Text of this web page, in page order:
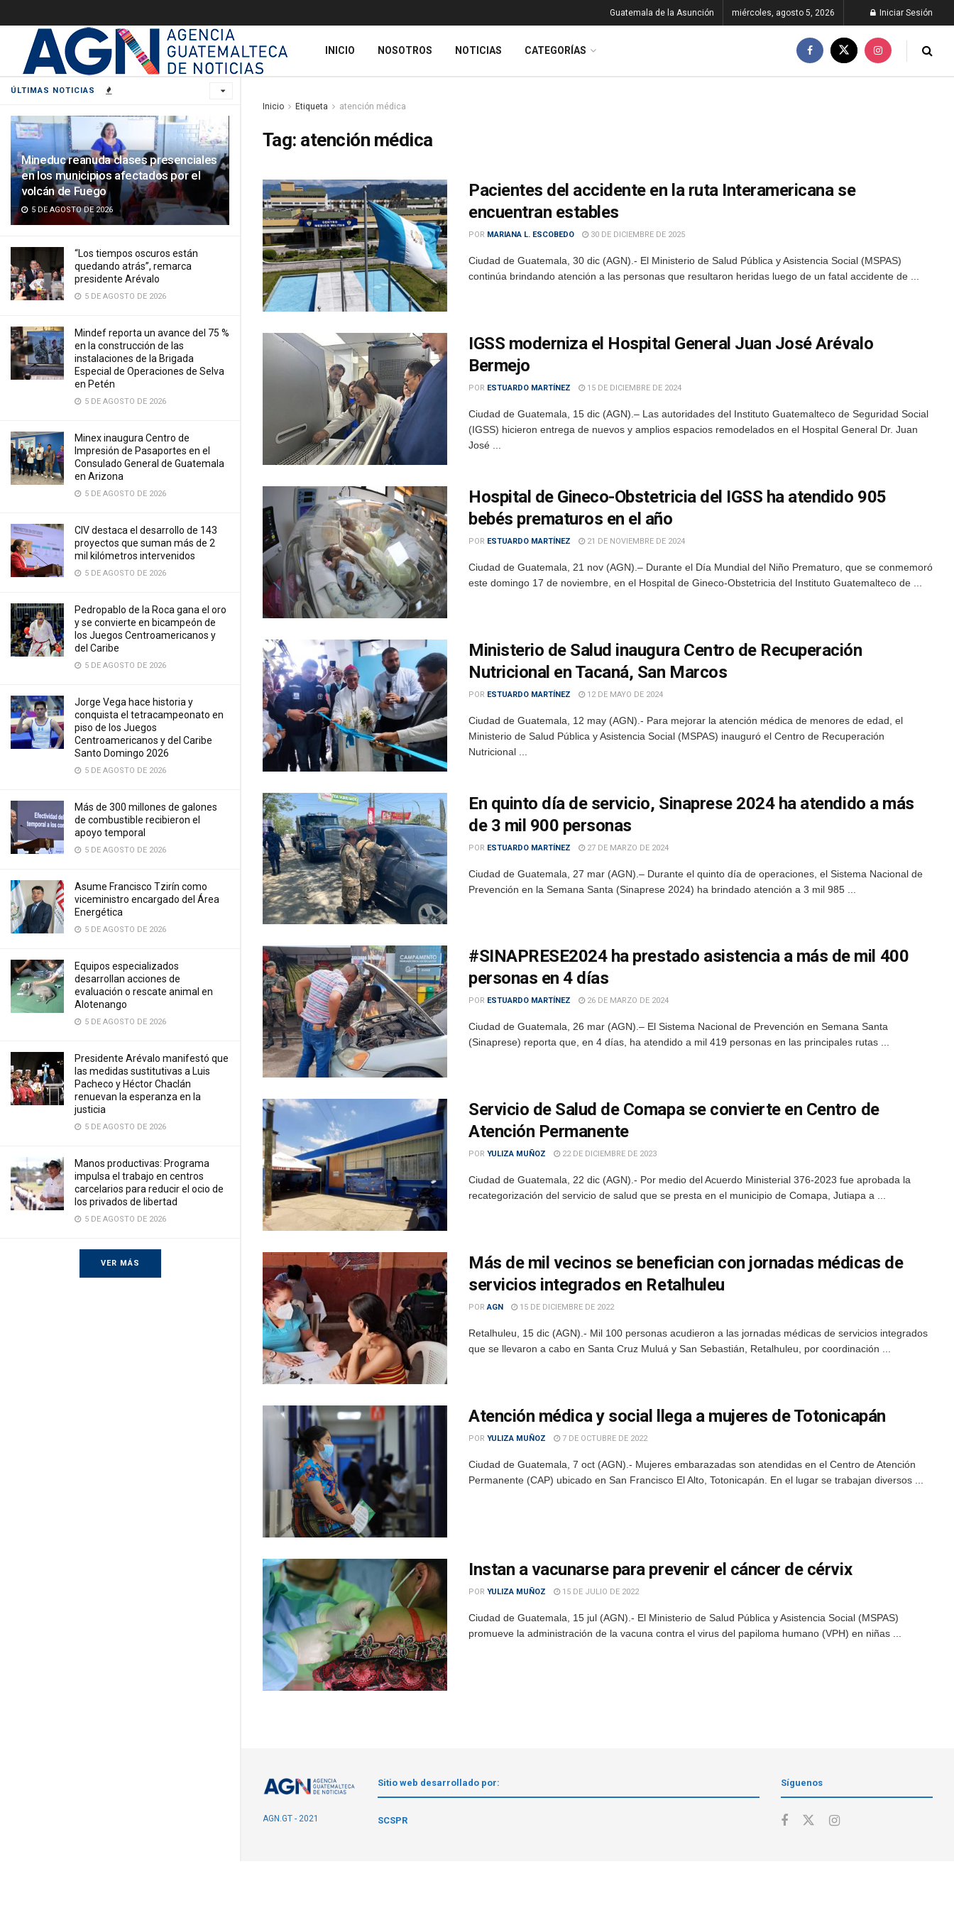
ÚLTIMAS NOTICIAS
Mineduc reanuda clases presenciales
en los municipios afectados por el
volcán de Fuego
5 DE AGOSTO DE 2026
“Los tiempos oscuros están
quedando atrás”, remarca
presidente Arévalo
5 DE AGOSTO DE 2026
Mindef reporta un avance del 75 %
en la construcción de las
instalaciones de la Brigada
Especial de Operaciones de Selva
en Petén
5 DE AGOSTO DE 2026
Minex inaugura Centro de
Impresión de Pasaportes en el
Consulado General de Guatemala
en Arizona
5 DE AGOSTO DE 2026
CIV destaca el desarrollo de 143
proyectos que suman más de 2
mil kilómetros intervenidos
5 DE AGOSTO DE 2026
Pedropablo de la Roca gana el oro
y se convierte en bicampeón de
los Juegos Centroamericanos y
del Caribe
5 DE AGOSTO DE 2026
Jorge Vega hace historia y
conquista el tetracampeonato en
piso de los Juegos
Centroamericanos y del Caribe
Santo Domingo 2026
5 DE AGOSTO DE 2026
Más de 300 millones de galones
de combustible recibieron el
apoyo temporal
5 DE AGOSTO DE 2026
Asume Francisco Tzirín como
viceministro encargado del Área
Energética
5 DE AGOSTO DE 2026
Equipos especializados
desarrollan acciones de
evaluación o rescate animal en
Alotenango
5 DE AGOSTO DE 2026
Presidente Arévalo manifestó que
las medidas sustitutivas a Luis
Pacheco y Héctor Chaclán
renuevan la esperanza en la
justicia
5 DE AGOSTO DE 2026
Manos productivas: Programa
impulsa el trabajo en centros
carcelarios para reducir el ocio de
los privados de libertad
5 DE AGOSTO DE 2026
VER MÁS
Guatemala de la Asunción miércoles, agosto 5, 2026 Iniciar Sesión
INICIO NOSOTROS NOTICIAS CATEGORÍAS
Inicio Etiqueta atención médica
Tag: atención médica
Pacientes del accidente en la ruta Interamericana se
encuentran estables
POR MARIANA L. ESCOBEDO 30 DE DICIEMBRE DE 2025
Ciudad de Guatemala, 30 dic (AGN).- El Ministerio de Salud Pública y Asistencia Social (MSPAS)
continúa brindando atención a las personas que resultaron heridas luego de un fatal accidente de ...
IGSS moderniza el Hospital General Juan José Arévalo
Bermejo
POR ESTUARDO MARTÍNEZ 15 DE DICIEMBRE DE 2024
Ciudad de Guatemala, 15 dic (AGN).– Las autoridades del Instituto Guatemalteco de Seguridad Social
(IGSS) hicieron entrega de nuevos y amplios espacios remodelados en el Hospital General Dr. Juan
José ...
Hospital de Gineco-Obstetricia del IGSS ha atendido 905
bebés prematuros en el año
POR ESTUARDO MARTÍNEZ 21 DE NOVIEMBRE DE 2024
Ciudad de Guatemala, 21 nov (AGN).– Durante el Día Mundial del Niño Prematuro, que se conmemoró
este domingo 17 de noviembre, en el Hospital de Gineco-Obstetricia del Instituto Guatemalteco de ...
Ministerio de Salud inaugura Centro de Recuperación
Nutricional en Tacaná, San Marcos
POR ESTUARDO MARTÍNEZ 12 DE MAYO DE 2024
Ciudad de Guatemala, 12 may (AGN).- Para mejorar la atención médica de menores de edad, el
Ministerio de Salud Pública y Asistencia Social (MSPAS) inauguró el Centro de Recuperación
Nutricional ...
En quinto día de servicio, Sinaprese 2024 ha atendido a más
de 3 mil 900 personas
POR ESTUARDO MARTÍNEZ 27 DE MARZO DE 2024
Ciudad de Guatemala, 27 mar (AGN).– Durante el quinto día de operaciones, el Sistema Nacional de
Prevención en la Semana Santa (Sinaprese 2024) ha brindado atención a 3 mil 985 ...
#SINAPRESE2024 ha prestado asistencia a más de mil 400
personas en 4 días
POR ESTUARDO MARTÍNEZ 26 DE MARZO DE 2024
Ciudad de Guatemala, 26 mar (AGN).– El Sistema Nacional de Prevención en Semana Santa
(Sinaprese) reporta que, en 4 días, ha atendido a mil 419 personas en las principales rutas ...
Servicio de Salud de Comapa se convierte en Centro de
Atención Permanente
POR YULIZA MUÑOZ 22 DE DICIEMBRE DE 2023
Ciudad de Guatemala, 22 dic (AGN).- Por medio del Acuerdo Ministerial 376-2023 fue aprobada la
recategorización del servicio de salud que se presta en el municipio de Comapa, Jutiapa a ...
Más de mil vecinos se benefician con jornadas médicas de
servicios integrados en Retalhuleu
POR AGN 15 DE DICIEMBRE DE 2022
Retalhuleu, 15 dic (AGN).- Mil 100 personas acudieron a las jornadas médicas de servicios integrados
que se llevaron a cabo en Santa Cruz Muluá y San Sebastián, Retalhuleu, por coordinación ...
Atención médica y social llega a mujeres de Totonicapán
POR YULIZA MUÑOZ 7 DE OCTUBRE DE 2022
Ciudad de Guatemala, 7 oct (AGN).- Mujeres embarazadas son atendidas en el Centro de Atención
Permanente (CAP) ubicado en San Francisco El Alto, Totonicapán. En el lugar se trabajan diversos ...
Instan a vacunarse para prevenir el cáncer de cérvix
POR YULIZA MUÑOZ 15 DE JULIO DE 2022
Ciudad de Guatemala, 15 jul (AGN).- El Ministerio de Salud Pública y Asistencia Social (MSPAS)
promueve la administración de la vacuna contra el virus del papiloma humano (VPH) en niñas ...
AGN.GT - 2021
Sitio web desarrollado por:
SCSPR
Síguenos